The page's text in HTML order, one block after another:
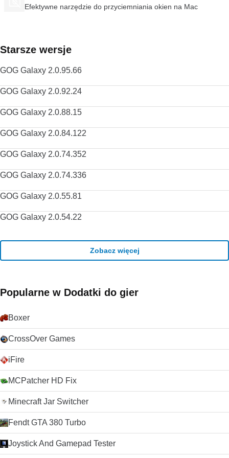
konto Google, aby wykonać kopię zapasową kontaktów,
niedogodności.
wydajnością; jest to zarówno proste, jak i praktyczne. Skróty
komputerów Mac za pomocą motywów i sprawić, że
zastanawiasz się nad wypróbowaniem czegoś innego niż
dla Ciebie wyborem. Szukasz wersji Opery dla systemu
zapoznaj się z przewodnikiem TechBeat po alternatywnych
przeglądarkach .
Efektywne narzędzie do przyciemniania okien na Mac
Starsze wersje
GOG Galaxy 2.0.95.66
GOG Galaxy 2.0.92.24
GOG Galaxy 2.0.88.15
GOG Galaxy 2.0.84.122
GOG Galaxy 2.0.74.352
GOG Galaxy 2.0.74.336
GOG Galaxy 2.0.55.81
GOG Galaxy 2.0.54.22
Zobacz więcej
Popularne w Dodatki do gier
Boxer
CrossOver Games
iFire
MCPatcher HD Fix
Minecraft Jar Switcher
Fendt GTA 380 Turbo
Joystick And Gamepad Tester